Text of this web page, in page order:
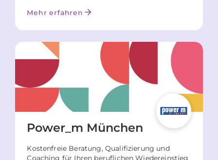
Mehr erfahren
Power_m München
Kostenfreie Beratung, Qualifizierung und
Coaching für Ihren beruflichen Wiedereinstieg